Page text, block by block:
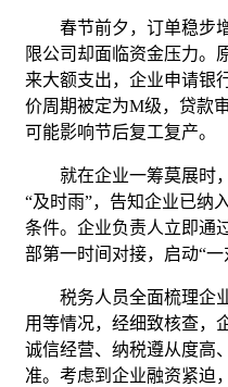
春节前夕，订单稳步增
限公司却面临资金压力。
来大额支出，企业申请银
价周期被定为M级，贷款
可能影响节后复工复产。
就在企业一筹莫展时，
“及时雨”，告知企业已纳
条件。企业负责人立即通
部第一时间对接，启动“一
税务人员全面梳理企业
用等情况，经细致核查，
诚信经营、纳税遵从度高
准。考虑到企业融资紧迫